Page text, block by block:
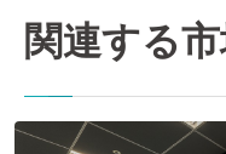
関連する